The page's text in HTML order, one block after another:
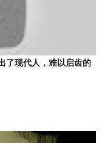
了现代人，难以启齿的